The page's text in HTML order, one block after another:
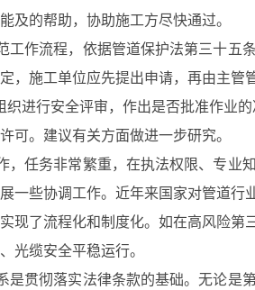
及的帮助，协助施工方尽快通过。
作流程，依据管道保护法第三十
，施工单位应先提出申请，再由主
进行安全评审，作出是否批准作业
可。建议有关方面做进一步研究。
任务非常繁重，在执法权限、专
一些协调工作。近年来国家对管道
现了流程化和制度化。如在高风险
光缆安全平稳运行。
贯彻落实法律条款的基础。无论